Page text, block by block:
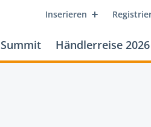
Inserieren
Summit Händlerreise 2026